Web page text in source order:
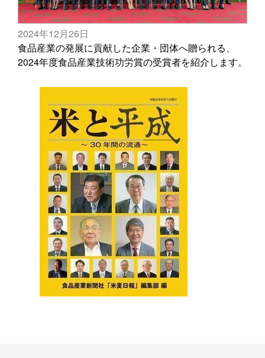
2024年12月26日
食品産業の発展に貢献した企業・団体へ贈られる、
2024年度食品産業技術功労賞の受賞者を紹介します。